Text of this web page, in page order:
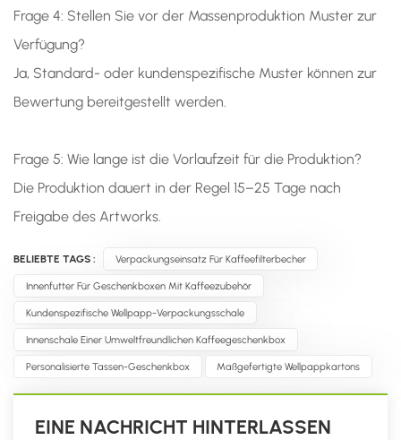
Frage 4: Stellen Sie vor der Massenproduktion Muster zur
Verfügung?
Ja, Standard- oder kundenspezifische Muster können zur
Bewertung bereitgestellt werden.
Frage 5: Wie lange ist die Vorlaufzeit für die Produktion?
Die Produktion dauert in der Regel 15–25 Tage nach
Freigabe des Artworks.
BELIEBTE TAGS : Verpackungseinsatz Für Kaffeefilterbecher
Innenfutter Für Geschenkboxen Mit Kaffeezubehör
Kundenspezifische Wellpapp-Verpackungsschale
Innenschale Einer Umweltfreundlichen Kaffeegeschenkbox
Personalisierte Tassen-Geschenkbox Maßgefertigte Wellpappkartons
EINE NACHRICHT HINTERLASSEN